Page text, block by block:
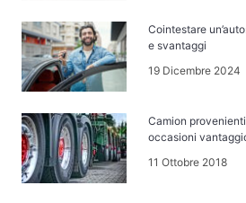
Cointestare
e svantaggi
19 Dicembre 2024
Camion
occasioni
11 Ottobre 2018